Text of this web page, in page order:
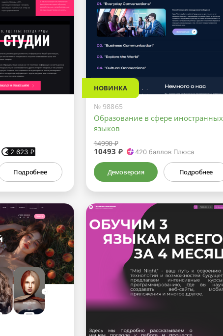
2 623₽
Подробнее
НОВИНКА
№ 98865
Образование в сфере иностранных
языков
14990 ₽
10493 ₽ 420 баллов Плюса
Демоверсия Подробнее